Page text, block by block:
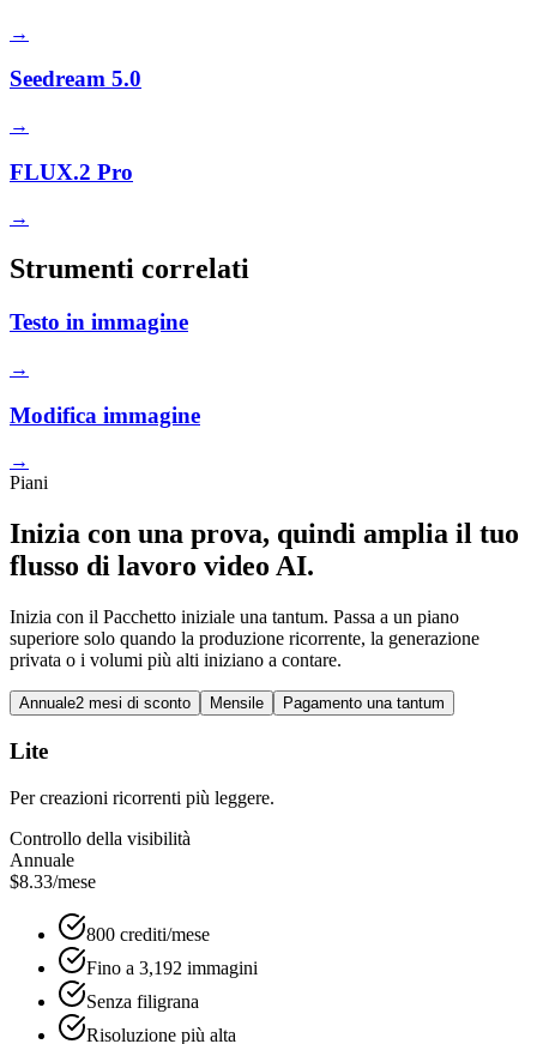
→
Seedream 5.0
→
FLUX.2 Pro
→
Strumenti correlati
Testo in immagine
→
Modifica immagine
→
Piani
Inizia con una prova, quindi amplia il tuo
flusso di lavoro video AI.
Inizia con il Pacchetto iniziale una tantum. Passa a un piano
superiore solo quando la produzione ricorrente, la generazione
privata o i volumi più alti iniziano a contare.
Annuale2 mesi di sconto Mensile Pagamento una tantum
Lite
Per creazioni ricorrenti più leggere.
Controllo della visibilità
Annuale
$8.33/mese
800 crediti/mese
Fino a 3,192 immagini
Senza filigrana
Risoluzione più alta